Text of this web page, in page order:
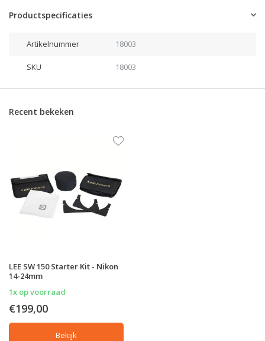
Productspecificaties
Artikelnummer 18003
SKU 18003
Recent bekeken
LEE SW 150 Starter Kit - Nikon
14-24mm
1x op voorraad
€199,00
Bekijk